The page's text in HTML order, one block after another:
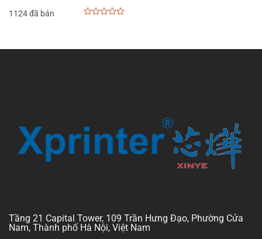
1124 đã bán
5
Tầng 21 Capital Tower, 109 Trần Hưng Đạo, Phường Cửa
Nam, Thành phố Hà Nội, Việt Nam